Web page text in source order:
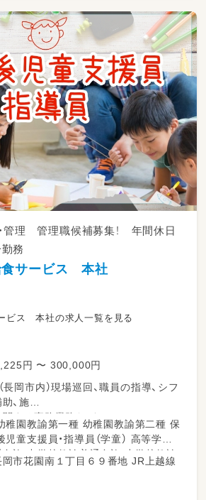
の目線に立った対応で、「ここに通っ
た」と思って頂けるようなサービスを
指していきましょう。
管理 管理職候補募集！ 年間休日
勤務
食サービス 本社
ビス 本社の求人一覧を見る
円 〜 300,000円
長岡市内）現場巡回、職員の指導、シフ
、施
関する事務業務など
業務（責任者として）児童クラブの運
（複数
員のマネジメント、自治体担当者との
契約対
免許 小学校教諭
普通免許 社会福祉士
花園南１丁目６９番地 JR上越線